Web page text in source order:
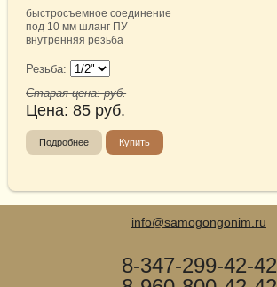
быстросъемное соединение
под 10 мм шланг ПУ
внутренняя резьба
Резьба:
Старая цена:руб.
Цена:85 руб.
Подробнее Купить
info@samogongonim.ru
8-347-299-42-42